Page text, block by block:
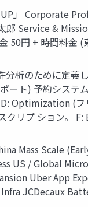
」 Corporate
郎 Service &
50円 + 時間料金 (
析のために定
ト) 予約システ
Optimization (
リプ ション。
Mass Scale
US / Global
Uber App
JCDecaux